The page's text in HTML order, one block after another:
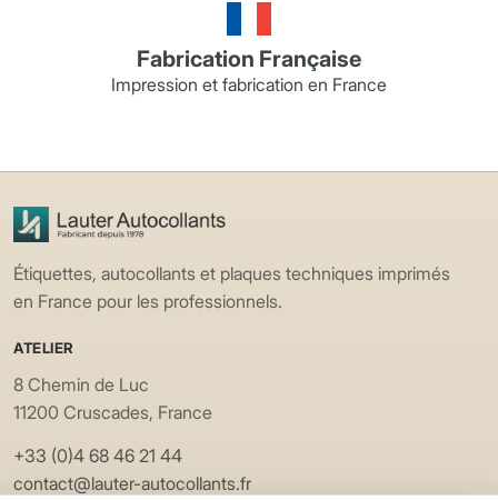
Fabrication Française
Impression et fabrication en France
Étiquettes, autocollants et plaques techniques imprimés
en France pour les professionnels.
ATELIER
8 Chemin de Luc
11200 Cruscades, France
+33 (0)4 68 46 21 44
contact@lauter-autocollants.fr